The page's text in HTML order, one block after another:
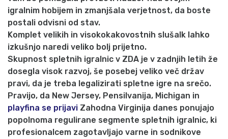
igralnim hobijem in zmanjšala verjetnost, da boste
postali odvisni od stav.
Komplet velikih in visokokakovostnih slušalk lahko
izkušnjo naredi veliko bolj prijetno.
Skupnost spletnih igralnic v ZDA je v zadnjih letih že
dosegla visok razvoj, še posebej veliko več držav
pravi, da je treba legalizirati spletne igre na srečo.
Pravijo, da New Jersey, Pensilvanija, Michigan in
playfina se prijavi Zahodna Virginija danes ponujajo
popolnoma regulirane segmente spletnih igralnic, ki
profesionalcem zagotavljajo varne in sodnikove